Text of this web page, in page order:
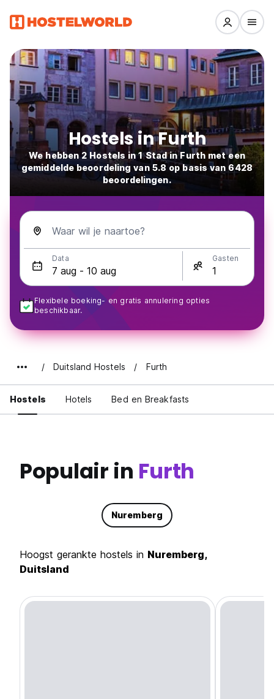
Hostels in Furth
We hebben 2 Hostels in 1 Stad in Furth met een
gemiddelde beoordeling van 5.8 op basis van 6428
beoordelingen.
Waar wil je naartoe?
Data Gasten
Flexibele boeking- en gratis annulering opties
beschikbaar.
Duitsland Hostels Furth
Hostels Hotels Bed en Breakfasts
Populair in Furth
Nuremberg
Hoogst gerankte hostels in Nuremberg,
Duitsland